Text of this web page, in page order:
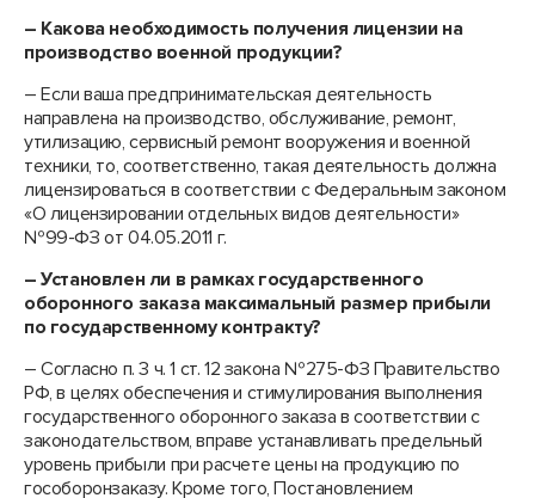
– Какова необходимость получения лицензии на
производство военной продукции?
– Если ваша предпринимательская деятельность
направлена на производство, обслуживание, ремонт,
утилизацию, сервисный ремонт вооружения и военной
техники, то, соответственно, такая деятельность должна
лицензироваться в соответствии с Федеральным законом
«О лицензировании отдельных видов деятельности»
№99-ФЗ от 04.05.2011 г.
– Установлен ли в рамках государственного
оборонного заказа максимальный размер прибыли
по государственному контракту?
– Согласно п. 3 ч. 1 ст. 12 закона №275-ФЗ Правительство
РФ, в целях обеспечения и стимулирования выполнения
государственного оборонного заказа в соответствии с
законодательством, вправе устанавливать предельный
уровень прибыли при расчете цены на продукцию по
гособоронзаказу. Кроме того, Постановлением